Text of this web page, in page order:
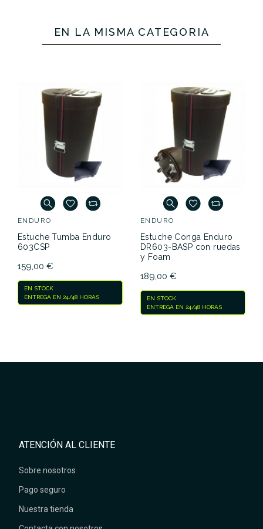
Referencia ESTUPEREND009
Tumba Enduro
603CASP
Tumba Enduro
Conga Enduro
DR603-BSP
con Foam
175,00 € 159,00 €
No hay características para comparar
EN LA MISMA CATEGORÍA
ENDURO
Estuche Tumba Enduro
603CSP
159,00 €
EN STOCK
ENTREGA EN 24/48 HORAS
ENDURO
Estuche Conga Enduro
DR603-BASP con ruedas
y Foam
189,00 €
EN STOCK
ENTREGA EN 24/48 HORAS
ATENCIÓN AL CLIENTE
Sobre nosotros
Pago seguro
Nuestra tienda